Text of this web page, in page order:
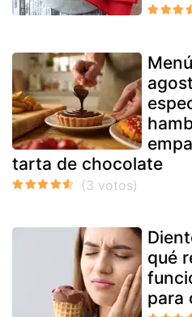
tarta de chocolate
qué
para